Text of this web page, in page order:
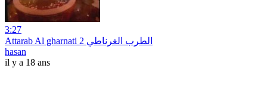
3:27
Attarab Al gharnati 2 الطرب الغرناطي
hasan
il y a 18 ans